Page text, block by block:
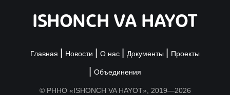
ISHONCH VA HAYOT
Главная Новости О нас Документы Проекты
Объединения
© РННО «ISHONCH VA HAYOT», 2019—2026